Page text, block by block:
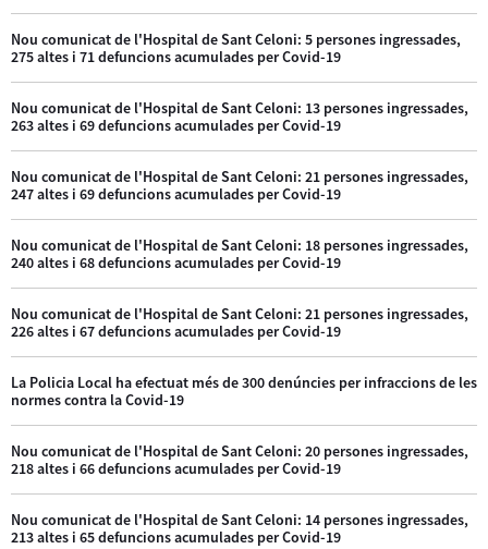
Nou comunicat de l'Hospital de Sant Celoni: 5 persones ingressades,
275 altes i 71 defuncions acumulades per Covid-19
Nou comunicat de l'Hospital de Sant Celoni: 13 persones ingressades,
263 altes i 69 defuncions acumulades per Covid-19
Nou comunicat de l'Hospital de Sant Celoni: 21 persones ingressades,
247 altes i 69 defuncions acumulades per Covid-19
Nou comunicat de l'Hospital de Sant Celoni: 18 persones ingressades,
240 altes i 68 defuncions acumulades per Covid-19
Nou comunicat de l'Hospital de Sant Celoni: 21 persones ingressades,
226 altes i 67 defuncions acumulades per Covid-19
La Policia Local ha efectuat més de 300 denúncies per infraccions de les
normes contra la Covid-19
Nou comunicat de l'Hospital de Sant Celoni: 20 persones ingressades,
218 altes i 66 defuncions acumulades per Covid-19
Nou comunicat de l'Hospital de Sant Celoni: 14 persones ingressades,
213 altes i 65 defuncions acumulades per Covid-19